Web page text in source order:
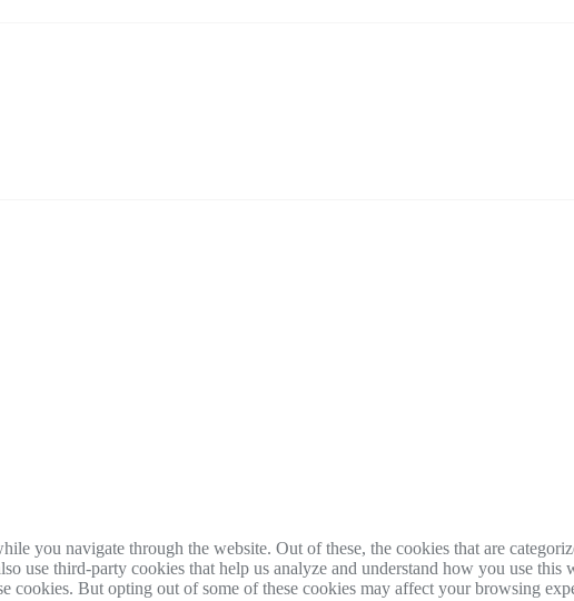
you navigate through the website. Out of these, the cookies that are
use third-party cookies that help us analyze and understand how you use
cookies. But opting out of some of these cookies may affect your browsing